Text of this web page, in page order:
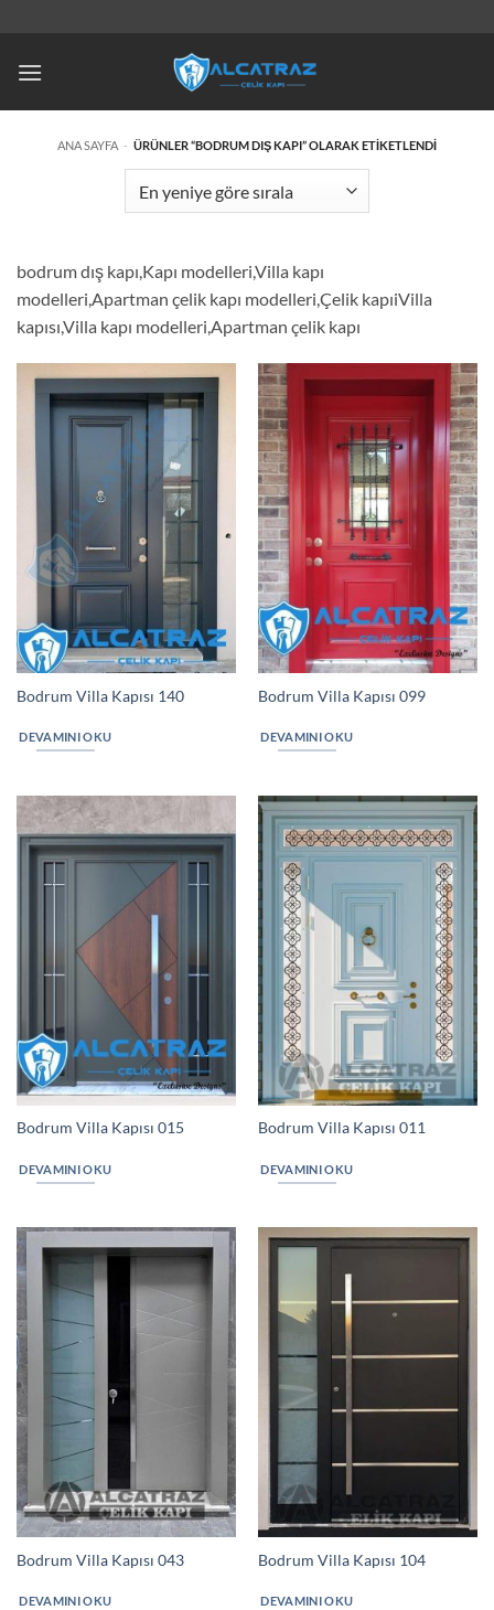
ANA SAYFA - ÜRÜNLER “BODRUM DIŞ KAPI” OLARAK ETIKETLENDI
bodrum dış kapı,Kapı modelleri,Villa kapı
modelleri,Apartman çelik kapı modelleri,Çelik kapıiVilla
kapısı,Villa kapı modelleri,Apartman çelik kapı
Bodrum Villa Kapısı 140
DEVAMINI OKU
Bodrum Villa Kapısı 099
DEVAMINI OKU
Bodrum Villa Kapısı 015
DEVAMINI OKU
Bodrum Villa Kapısı 011
DEVAMINI OKU
Bodrum Villa Kapısı 043
DEVAMINI OKU
Bodrum Villa Kapısı 104
DEVAMINI OKU